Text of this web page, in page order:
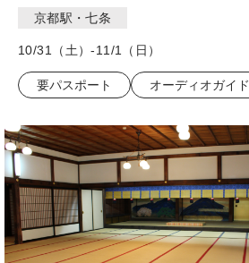
京都駅・七条
10/31（土）-11/1（日）
要パスポート オーディオガイド